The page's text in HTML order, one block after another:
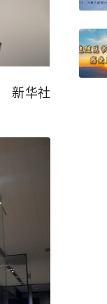
新华社